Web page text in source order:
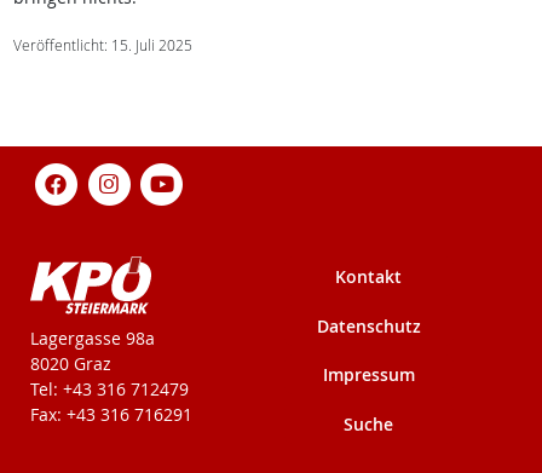
Veröffentlicht: 15. Juli 2025
KPÖ-Steiermark
Lagergasse 98a
8020 Graz
Tel: +43 316 712479
Fax: +43 316 716291
Kontakt
Datenschutz
Impressum
Suche